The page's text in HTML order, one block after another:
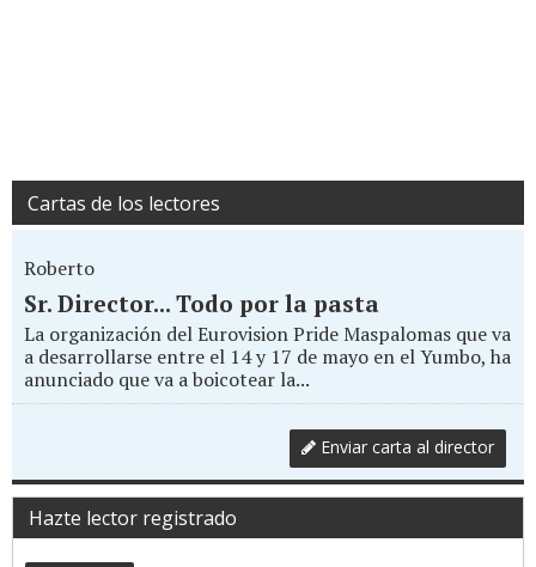
Cartas de los lectores
Roberto
Sr. Director... Todo por la pasta
La organización del Eurovision Pride Maspalomas que va
a desarrollarse entre el 14 y 17 de mayo en el Yumbo, ha
anunciado que va a boicotear la...
Enviar carta al director
Hazte lector registrado